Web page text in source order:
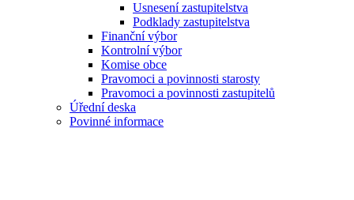
Usnesení zastupitelstva
Podklady zastupitelstva
Finanční výbor
Kontrolní výbor
Komise obce
Pravomoci a povinnosti starosty
Pravomoci a povinnosti zastupitelů
Úřední deska
Povinné informace